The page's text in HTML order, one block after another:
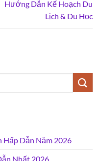
Hướng Dẫn Kế Hoạch Du
Lịch & Du Học
Hấp Dẫn Năm 2026
Nhất 2026